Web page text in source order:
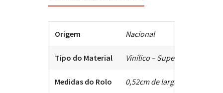
Origem Nacional
Tipo do Material Vinílico – Super lavável
Medidas do Rolo 0,52cm de largura X 10mt